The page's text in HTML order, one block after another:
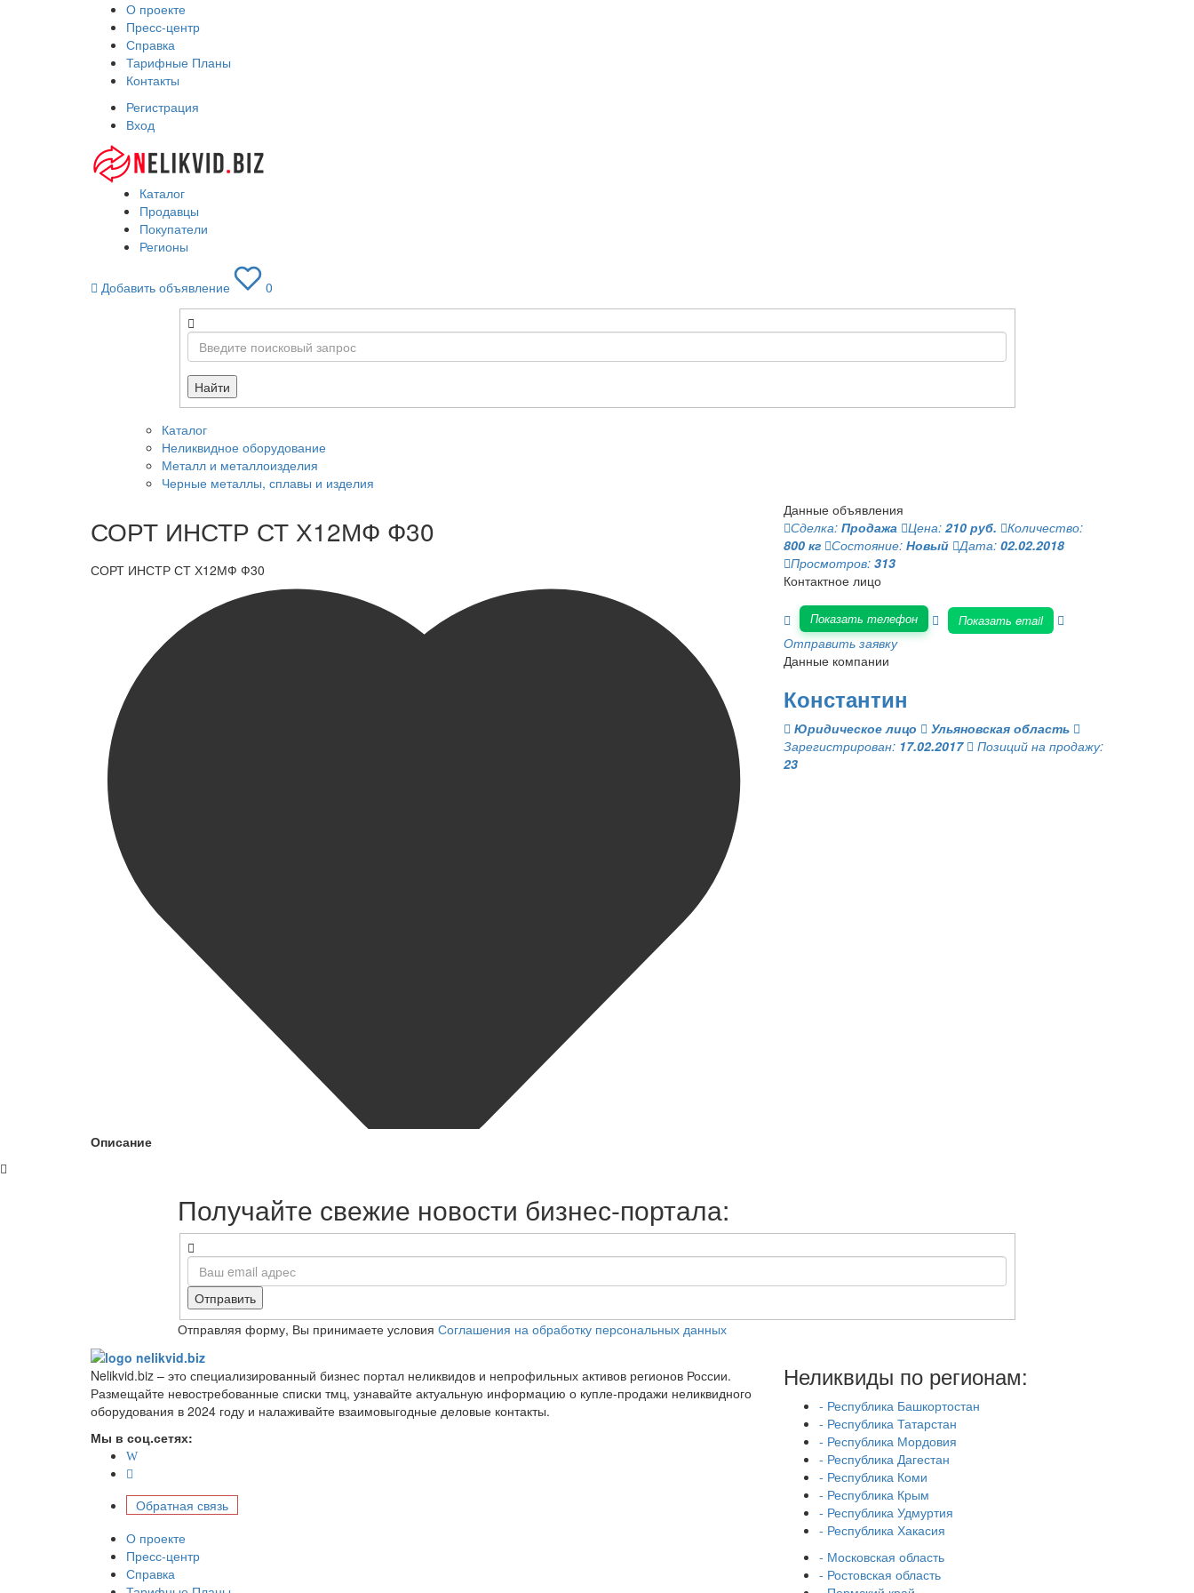
О проекте
Пресс-центр
Справка
Тарифные Планы
Контакты
Регистрация
Вход
Каталог
Продавцы
Покупатели
Регионы
Добавить объявление 0
Найти
Каталог
Неликвидное оборудование
Металл и металлоизделия
Черные металлы, сплавы и изделия
СОРТ ИНСТР СТ Х12МФ Ф30
СОРТ ИНСТР СТ Х12МФ Ф30
Описание
Данные объявления
Сделка: Продажа Цена: 210 руб.
Количество:
800 кг Состояние: Новый Дата: 02.02.2018
Просмотров: 313
Контактное лицо
Показать телефон Показать email
Отправить заявку
Данные компании
Константин
Юридическое лицо
Ульяновская область
Зарегистрирован: 17.02.2017
Позиций на продажу:
23
Получайте свежие новости бизнес-портала:
Отправить
Отправляя форму, Вы принимаете условия Соглашения на обработку персональных данных
Неликвиды по регионам:
- Республика Башкортостан
- Республика Татарстан
- Республика Мордовия
- Республика Дагестан
- Республика Коми
- Республика Крым
- Республика Удмуртия
- Республика Хакасия
- Московская область
- Ростовская область
Nelikvid.biz – это специализированный бизнес портал неликвидов и непрофильных активов регионов России.
Размещайте невостребованные списки тмц, узнавайте актуальную информацию о купле-продажи неликвидного
оборудования в 2024 году и налаживайте взаимовыгодные деловые контакты.
Мы в соц.сетях:
Обратная связь
О проекте
Пресс-центр
Справка